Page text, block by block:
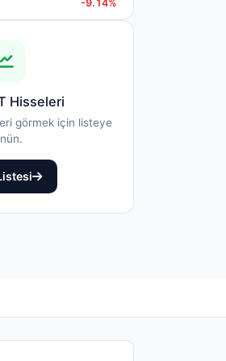
-9.14%
Hisseleri
görmek için listeye